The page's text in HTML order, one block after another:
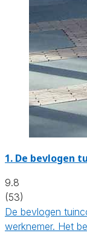
1. De bevlogen
9.8
(53)
De bevlogen
werknemer. Het